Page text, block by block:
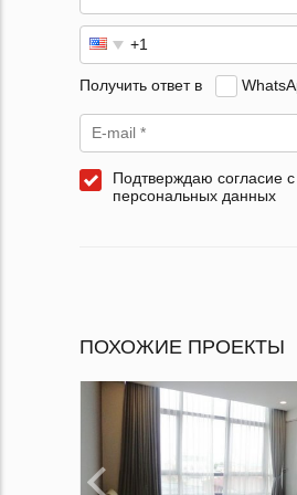
Получить ответ в
Подтверждаю согласие
персональных данных
ПОХОЖИЕ ПРОЕКТЫ